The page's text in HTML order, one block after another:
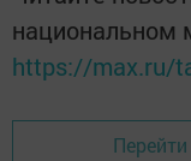
национальном
https://max.ru/